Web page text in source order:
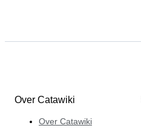
Over Catawiki
Over Catawiki